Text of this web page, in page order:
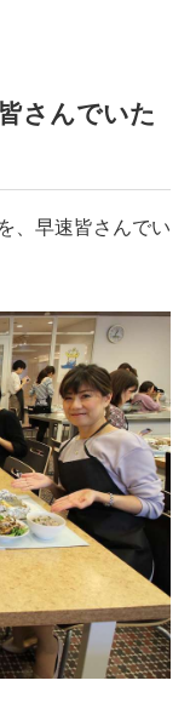
さんでいた
、早速皆さんでい